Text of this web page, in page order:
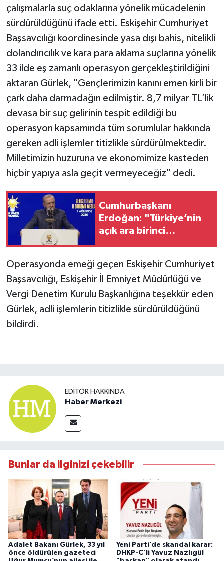
çalışmalarla suç odaklarına yönelik mücadelenin
sürdürüldüğünü ifade etti. Eskişehir Cumhuriyet
Başsavcılığı koordinesinde yasa dışı bahis, nitelikli
dolandırıcılık ve kara para aklama suçlarına yönelik
33 ilde eş zamanlı operasyon gerçekleştirildiğini
aktaran Gürlek, "Gençlerimizin kanını emen kirli bir
çark daha darmadağın edilmiştir. 8,7 milyar TL’lik
devasa bir suç gelirinin tespit edildiği bu
operasyon kapsamında tüm sorumlular hakkında
gereken adli işlemler titizlikle sürdürülmektedir.
Milletimizin huzuruna ve ekonomimize kasteden
hiçbir yapıya asla geçit vermeyeceğiz" dedi.
Cumhurbaşkanı
Erdoğan: "Türkiye’nin
açık ara birinci
Operasyonda emeği geçen Eskişehir Cumhuriyet
Başsavcılığı, Eskişehir İl Emniyet Müdürlüğü ve
Vergi Denetim Kurulu Başkanlığına teşekkür eden
Gürlek, adli işlemlerin titizlikle sürdürüldüğünü
bildirdi.
EDITÖR HAKKINDA
Haber Merkezi
Bunlar da ilginizi çekebilir
Adalet Bakanı Gürlek, 33 yıl
önce öldürülen gazeteci
Yeni Parti’de skandal karar:
DHKP-C’li Yavuz Nazlıgül